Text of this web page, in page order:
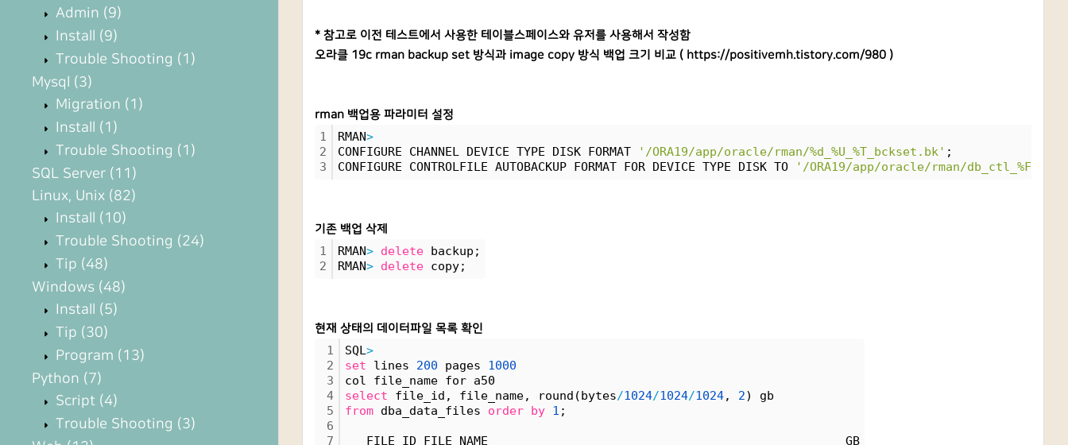
Admin (9)
Install (9)
Trouble Shooting (1)
Mysql (3)
Migration (1)
Install (1)
Trouble Shooting (1)
SQL Server (11)
Linux, Unix (82)
Install (10)
Trouble Shooting (24)
Tip (48)
Windows (48)
Install (5)
Tip (30)
Program (13)
Python (7)
Script (4)
Trouble Shooting (3)
* 참고로 이전 테스트에서 사용한 테이블스페이스와 유저를 사용해서 작성함
오라클 19c rman backup set 방식과 image copy 방식 백업 크기 비교 ( https://positivemh.tistory.com/980 )
rman 백업용 파라미터 설정
1
2
3
RMAN>
CONFIGURE CHANNEL DEVICE TYPE DISK FORMAT
'/ORA19/app/oracle/rman/%d_%U_%T_bckset.bk' ;
CONFIGURE CONTROLFILE AUTOBACKUP FORMAT FOR DEVICE TYPE DISK TO
'/ORA19/app/oracle/rman/db_ctl_%F'
기존 백업 삭제
1
2
RMAN> delete backup;
RMAN> delete copy;
현재 상태의 데이터파일 목록 확인
1
2
3
4
5
6
7
SQL>
set lines 200 pages 1000
col file_name for a50
select file_id, file_name, round(bytes/1024/1024/1024, 2) gb
from dba_data_files order by 1 ;
FILE_ID FILE_NAME                                                  GB